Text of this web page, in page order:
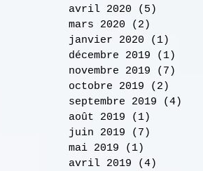
avril 2020
(5)
mars 2020
(2)
janvier 2020
(1)
décembre 2019
(1)
novembre 2019
(7)
octobre 2019
(2)
septembre 2019
(4)
août 2019
(1)
juin 2019
(7)
mai 2019
(1)
avril 2019
(4)